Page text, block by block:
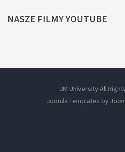
NASZE FILMY YOUTUBE
JM University All
Joomla Templates by